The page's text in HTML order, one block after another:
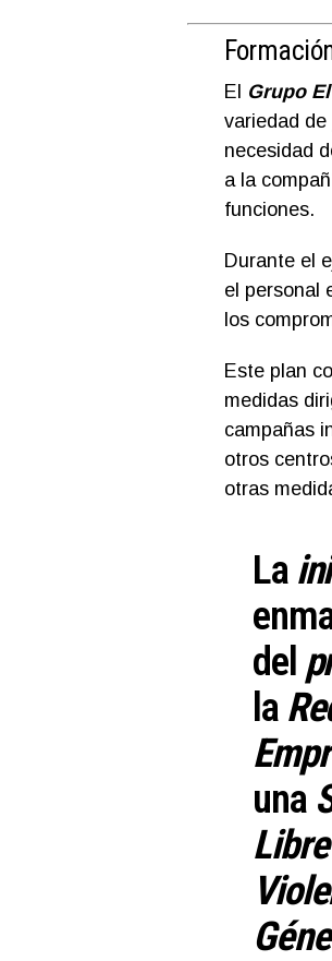
El Grupo
variedad de
necesidad
a la
funciones.
Durante el
el personal
los
Este plan
medidas
campañas
otros
otras
La
del
la
una
Libre